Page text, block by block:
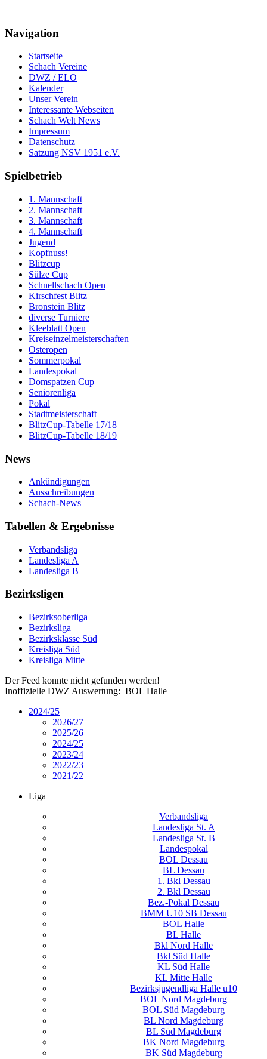
Navigation
Startseite
Schach Vereine
DWZ / ELO
Kalender
Unser Verein
Interessante Webseiten
Schach Welt News
Impressum
Datenschutz
Satzung NSV 1951 e.V.
Spielbetrieb
1. Mannschaft
2. Mannschaft
3. Mannschaft
4. Mannschaft
Jugend
Kopfnuss!
Blitzcup
Sülze Cup
Schnellschach Open
Kirschfest Blitz
Bronstein Blitz
diverse Turniere
Kleeblatt Open
Kreiseinzelmeisterschaften
Osteropen
Sommerpokal
Landespokal
Domspatzen Cup
Seniorenliga
Pokal
Stadtmeisterschaft
BlitzCup-Tabelle 17/18
BlitzCup-Tabelle 18/19
News
Ankündigungen
Ausschreibungen
Schach-News
Tabellen & Ergebnisse
Verbandsliga
Landesliga A
Landesliga B
Bezirksligen
Bezirksoberliga
Bezirksliga
Bezirksklasse Süd
Kreisliga Süd
Kreisliga Mitte
Der Feed konnte nicht gefunden werden!
Inoffizielle DWZ Auswertung: BOL Halle
2024/25
2026/27
2025/26
2024/25
2023/24
2022/23
2021/22
Liga
Verbandsliga
Landesliga St. A
Landesliga St. B
Landespokal
BOL Dessau
BL Dessau
1. Bkl Dessau
2. Bkl Dessau
Bez.-Pokal Dessau
BMM U10 SB Dessau
BOL Halle
BL Halle
Bkl Nord Halle
Bkl Süd Halle
KL Süd Halle
KL Mitte Halle
Bezirksjugendliga Halle u10
BOL Nord Magdeburg
BOL Süd Magdeburg
BL Nord Magdeburg
BL Süd Magdeburg
BK Nord Magdeburg
BK Süd Magdeburg